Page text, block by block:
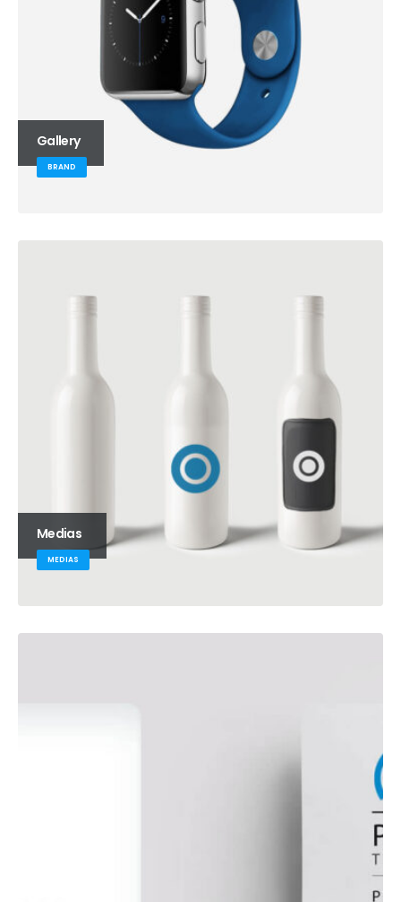
Gallery
BRAND
Medias
MEDIAS